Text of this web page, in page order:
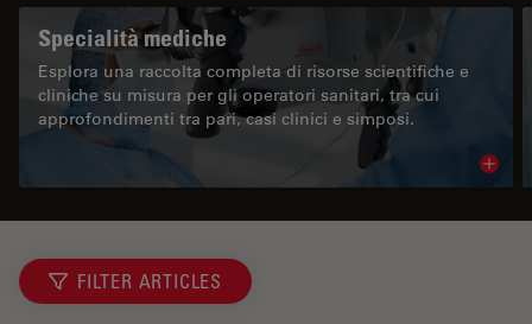
Specialità mediche
Esplora una raccolta completa di risorse scientifiche e
cliniche su misura per gli operatori sanitari, tra cui
approfondimenti tra pari, casi clinici e simposi.
FILTER ARTICLES